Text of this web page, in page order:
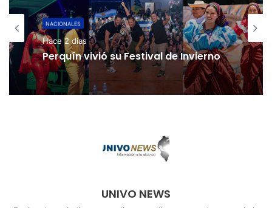
NACIONALES
Hace 2 días
Perquín vivió su Festival de Invierno
UNIVO NEWS